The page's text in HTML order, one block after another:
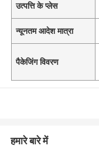
उत्पत्ति के प्लेस
न्यूनतम आदेश मात्रा
पैकेजिंग विवरण
हमारे बारे में